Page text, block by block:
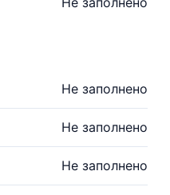
Не заполнено
Не заполнено
Не заполнено